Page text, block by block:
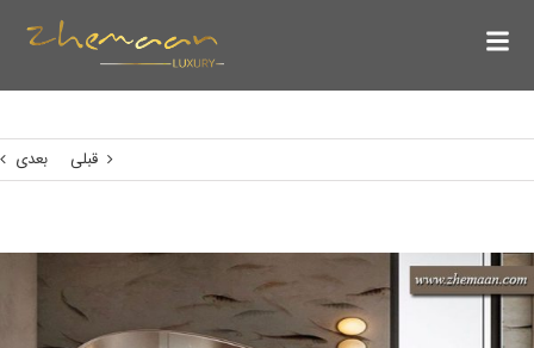
قبلی بعدی